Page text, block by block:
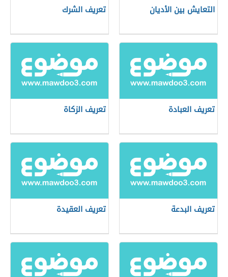
التعايش بين الأديان تعريف الشرك
تعريف العبادة تعريف الزكاة
تعريف البدعة تعريف العقيدة